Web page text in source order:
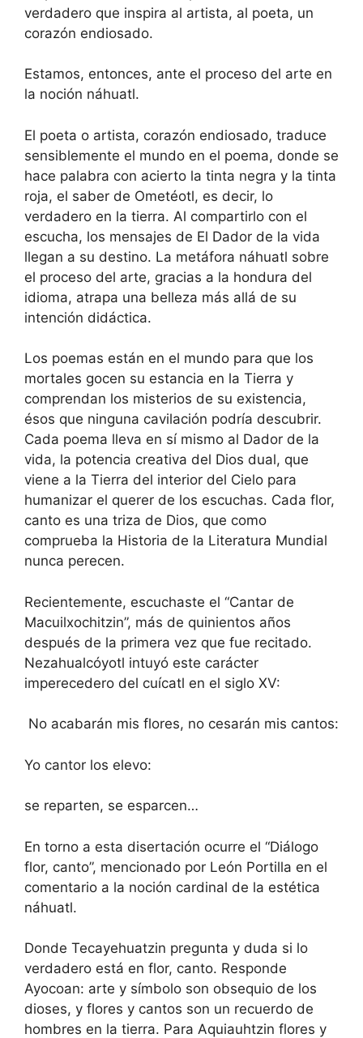
verdadero que inspira al artista, al poeta, un
corazón endiosado.
Estamos, entonces, ante el proceso del arte en
la noción náhuatl.
El poeta o artista, corazón endiosado, traduce
sensiblemente el mundo en el poema, donde se
hace palabra con acierto la tinta negra y la tinta
roja, el saber de Ometéotl, es decir, lo
verdadero en la tierra. Al compartirlo con el
escucha, los mensajes de El Dador de la vida
llegan a su destino. La metáfora náhuatl sobre
el proceso del arte, gracias a la hondura del
idioma, atrapa una belleza más allá de su
intención didáctica.
Los poemas están en el mundo para que los
mortales gocen su estancia en la Tierra y
comprendan los misterios de su existencia,
ésos que ninguna cavilación podría descubrir.
Cada poema lleva en sí mismo al Dador de la
vida, la potencia creativa del Dios dual, que
viene a la Tierra del interior del Cielo para
humanizar el querer de los escuchas. Cada flor,
canto es una triza de Dios, que como
comprueba la Historia de la Literatura Mundial
nunca perecen.
Recientemente, escuchaste el “Cantar de
Macuilxochitzin”, más de quinientos años
después de la primera vez que fue recitado.
Nezahualcóyotl intuyó este carácter
imperecedero del cuícatl en el siglo XV:
No acabarán mis flores, no cesarán mis cantos:
Yo cantor los elevo:
se reparten, se esparcen…
En torno a esta disertación ocurre el “Diálogo
flor, canto”, mencionado por León Portilla en el
comentario a la noción cardinal de la estética
náhuatl.
Donde Tecayehuatzin pregunta y duda si lo
verdadero está en flor, canto. Responde
Ayocoan: arte y símbolo son obsequio de los
dioses, y flores y cantos son un recuerdo de
hombres en la tierra. Para Aquiauhtzin flores y